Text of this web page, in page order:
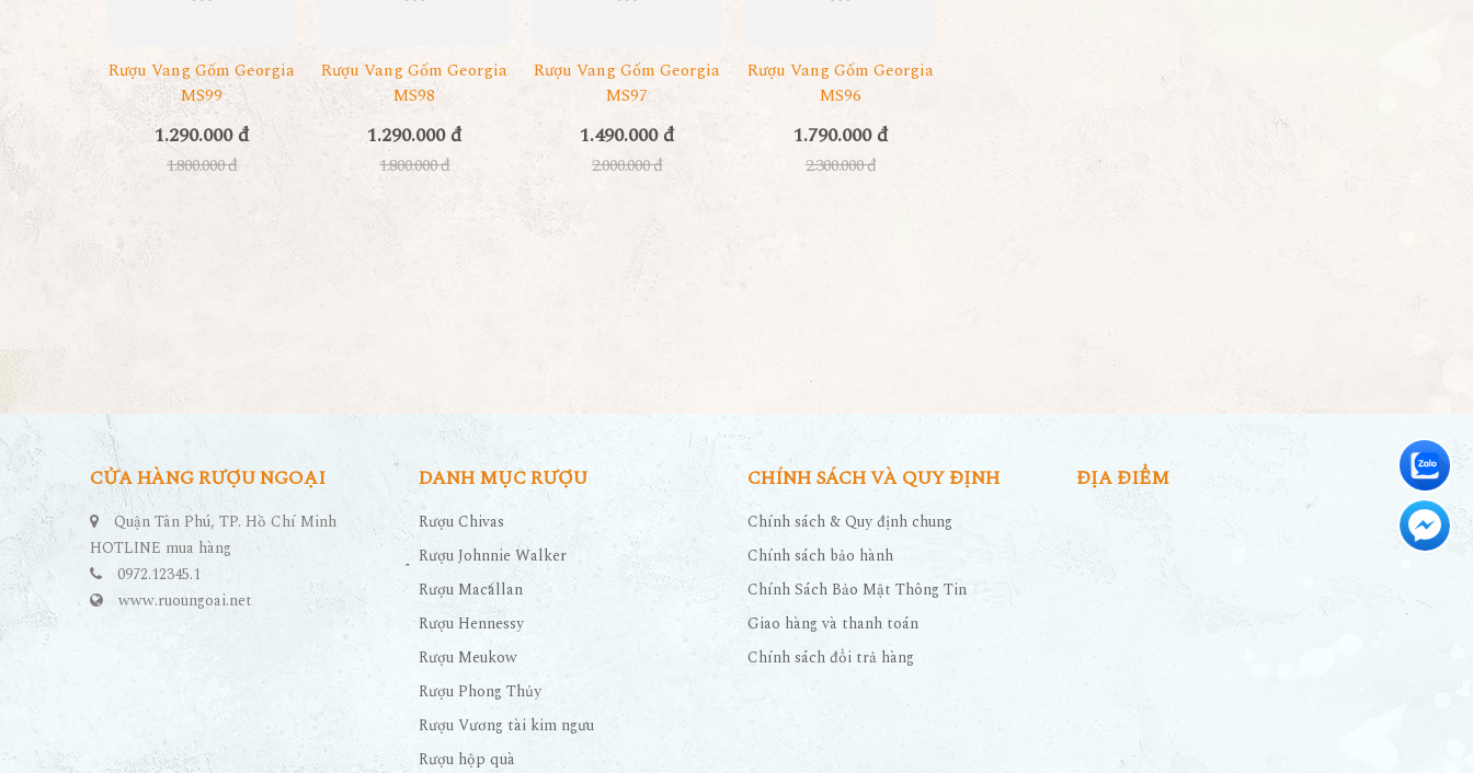
Rượu Vang Gốm Georgia
MS99
1.290.000 đ
1.800.000 đ
Rượu Vang Gốm Georgia
MS98
1.290.000 đ
1.800.000 đ
Rượu Vang Gốm Georgia
MS97
1.490.000 đ
2.000.000 đ
Rượu Vang Gốm Georgia
MS96
1.790.000 đ
2.300.000 đ
CỬA HÀNG RƯỢU NGOẠI
Quận Tân Phú, TP. Hồ Chí Minh
HOTLINE mua hàng
0972.12345.1
www.ruoungoai.net
DANH MỤC RƯỢU
Rượu Chivas
Rượu Johnnie Walker
Rượu Macallan
Rượu Hennessy
Rượu Meukow
Rượu Phong Thủy
Rượu Vương tài kim ngưu
Rượu hộp quà
CHÍNH SÁCH VÀ QUY ĐỊNH
Chính sách & Quy định chung
Chính sách bảo hành
Chính Sách Bảo Mật Thông Tin
Giao hàng và thanh toán
Chính sách đổi trả hàng
ĐỊA ĐIỂM